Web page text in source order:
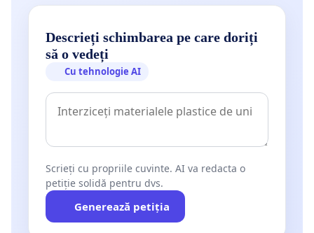
Descrieți schimbarea pe care doriți
să o vedeți
Cu tehnologie AI
Scrieți cu propriile cuvinte. AI va redacta o
petiție solidă pentru dvs.
Generează petiția